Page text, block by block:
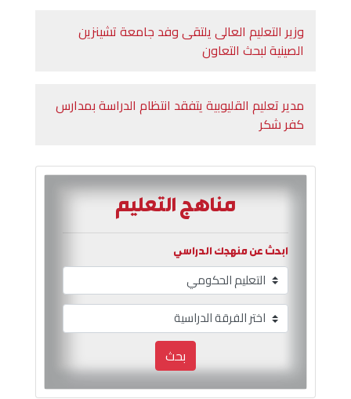
وزير التعليم العالى يلتقى وفد جامعة تشينزين
الصينية لبحث التعاون
مدير تعليم القليوبية يتفقد انتظام الدراسة بمدارس
كفر شكر
مناهج التعليم
ابحث عن منهجك الدراسي
بحث